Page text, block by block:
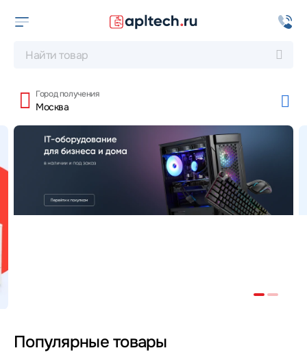
Город получения
Москва
Популярные товары